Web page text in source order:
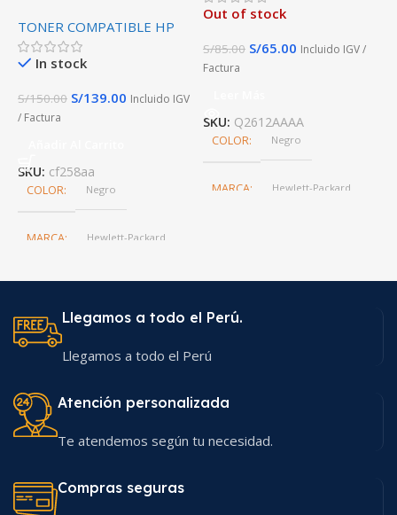
CHIP
TONER COMPATIBLE HP
In stock
S/150.00 S/139.00 Incluido IGV
/ Factura
SKU: cf258aa
COLOR Negro
MARCA Hewlett-Packard
Out of stock
S/85.00 S/65.00 Incluido IGV /
Factura
SKU: Q2612AAAA
COLOR Negro
MARCA Hewlett-Packard
Llegamos a todo el Perú.
Llegamos a todo el Perú
Atención personalizada
Te atendemos según tu necesidad.
Compras seguras